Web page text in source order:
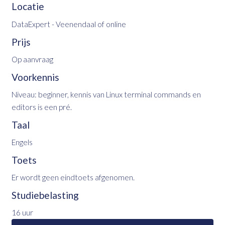
Locatie
DataExpert - Veenendaal of online
Prijs
Op aanvraag
Voorkennis
Niveau: beginner, kennis van Linux terminal commands en
editors is een pré.
Taal
Engels
Toets
Er wordt geen eindtoets afgenomen.
Studiebelasting
16 uur